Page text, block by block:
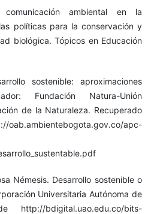
ambiental en la
políticas para la conservación y
biológica. Tópicos en Educación
sostenible: aproximaciones
Fundación Natura-Unión
de la Naturaleza. Recuperado
oab.ambientebogota.gov.co/apc-
Némesis. Desarrollo sostenible o
Universitaria Autónoma de
http://bdigital.uao.edu.co/bits-